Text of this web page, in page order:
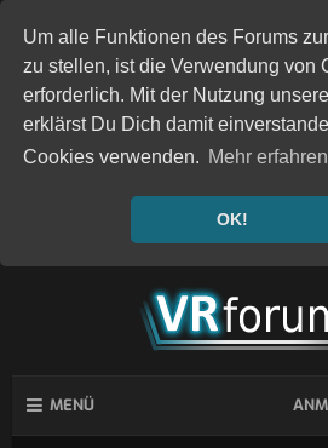
Um alle Funktionen des Forums
zu stellen, ist die Verwendung von
erforderlich. Mit der Nutzung
erklärst Du Dich damit
Cookies verwenden. Mehr erfahren
OK!
MENÜ